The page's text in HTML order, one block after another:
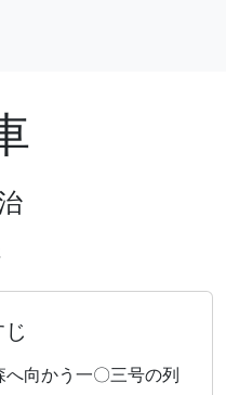
へ向かう一〇三号の列